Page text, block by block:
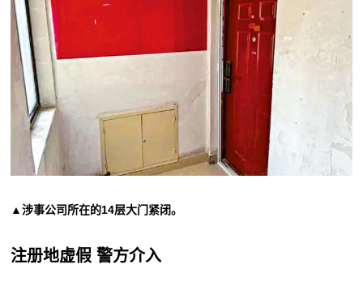
▲涉事公司所在的14层大门紧闭。
注册地虚假 警方介入